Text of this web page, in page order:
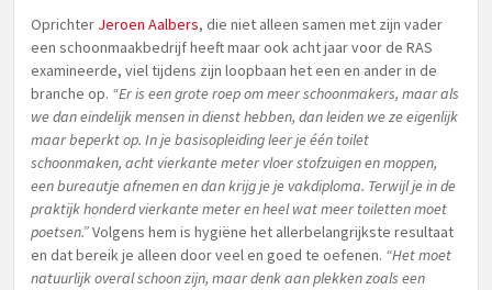
Oprichter Jeroen Aalbers, die niet alleen samen met zijn vader
een schoonmaakbedrijf heeft maar ook acht jaar voor de RAS
examineerde, viel tijdens zijn loopbaan het een en ander in de
branche op. “Er is een grote roep om meer schoonmakers, maar als
we dan eindelijk mensen in dienst hebben, dan leiden we ze eigenlijk
maar beperkt op. In je basisopleiding leer je één toilet
schoonmaken, acht vierkante meter vloer stofzuigen en moppen,
een bureautje afnemen en dan krijg je je vakdiploma. Terwijl je in de
praktijk honderd vierkante meter en heel wat meer toiletten moet
poetsen.”Volgens hem is hygiëne het allerbelangrijkste resultaat
en dat bereik je alleen door veel en goed te oefenen. “Het moet
natuurlijk overal schoon zijn, maar denk aan plekken zoals een